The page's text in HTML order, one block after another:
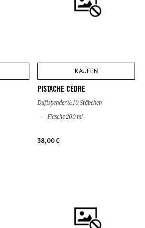
KAUFEN
PISTACHE CÈDRE
Duftspender & 10 Stäbchen
Flasche 200 ml
38,00 €